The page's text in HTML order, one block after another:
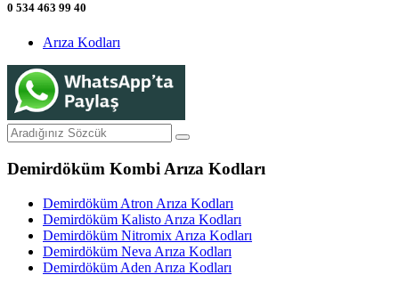
0 534 463 99 40
Arıza Kodları
Demirdöküm Kombi Arıza Kodları
Demirdöküm Atron Arıza Kodları
Demirdöküm Kalisto Arıza Kodları
Demirdöküm Nitromix Arıza Kodları
Demirdöküm Neva Arıza Kodları
Demirdöküm Aden Arıza Kodları